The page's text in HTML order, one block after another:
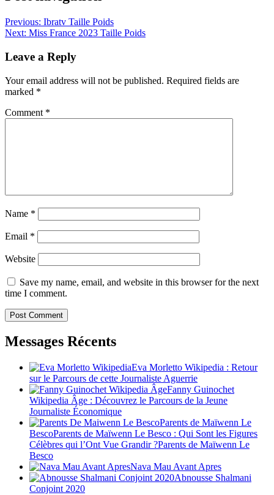
Previous: Ibratv Taille Poids
Next: Miss France 2023 Taille Poids
Leave a Reply
Your email address will not be published. Required fields are
marked *
Comment *
Name *
Email *
Website
Save my name, email, and website in this browser for the next
time I comment.
Messages Récents
Eva Morletto Wikipedia : Retour
sur le Parcours de cette Journaliste Aguerrie
Fanny Guinochet
Wikipedia Âge : Découvrez le Parcours de la Jeune
Journaliste Économique
Parents de Maïwenn Le
BescoParents de Maïwenn Le Besco : Qui Sont les Figures
Célèbres qui l’Ont Vue Grandir ?Parents de Maïwenn Le
Besco
Nava Mau Avant Apres
Abnousse Shalmani
Conjoint 2020